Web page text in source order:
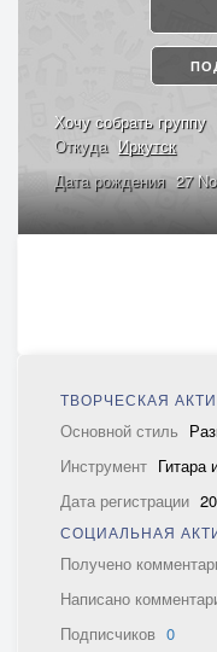
Хочу собрать группу
Откуда Иркутск
Дата рождения 27
ТВОРЧЕСКАЯ
Основной стиль
Инструмент Гитара
Дата регистрации
СОЦИАЛЬНАЯ
Получено
Написано
Подписчиков 0